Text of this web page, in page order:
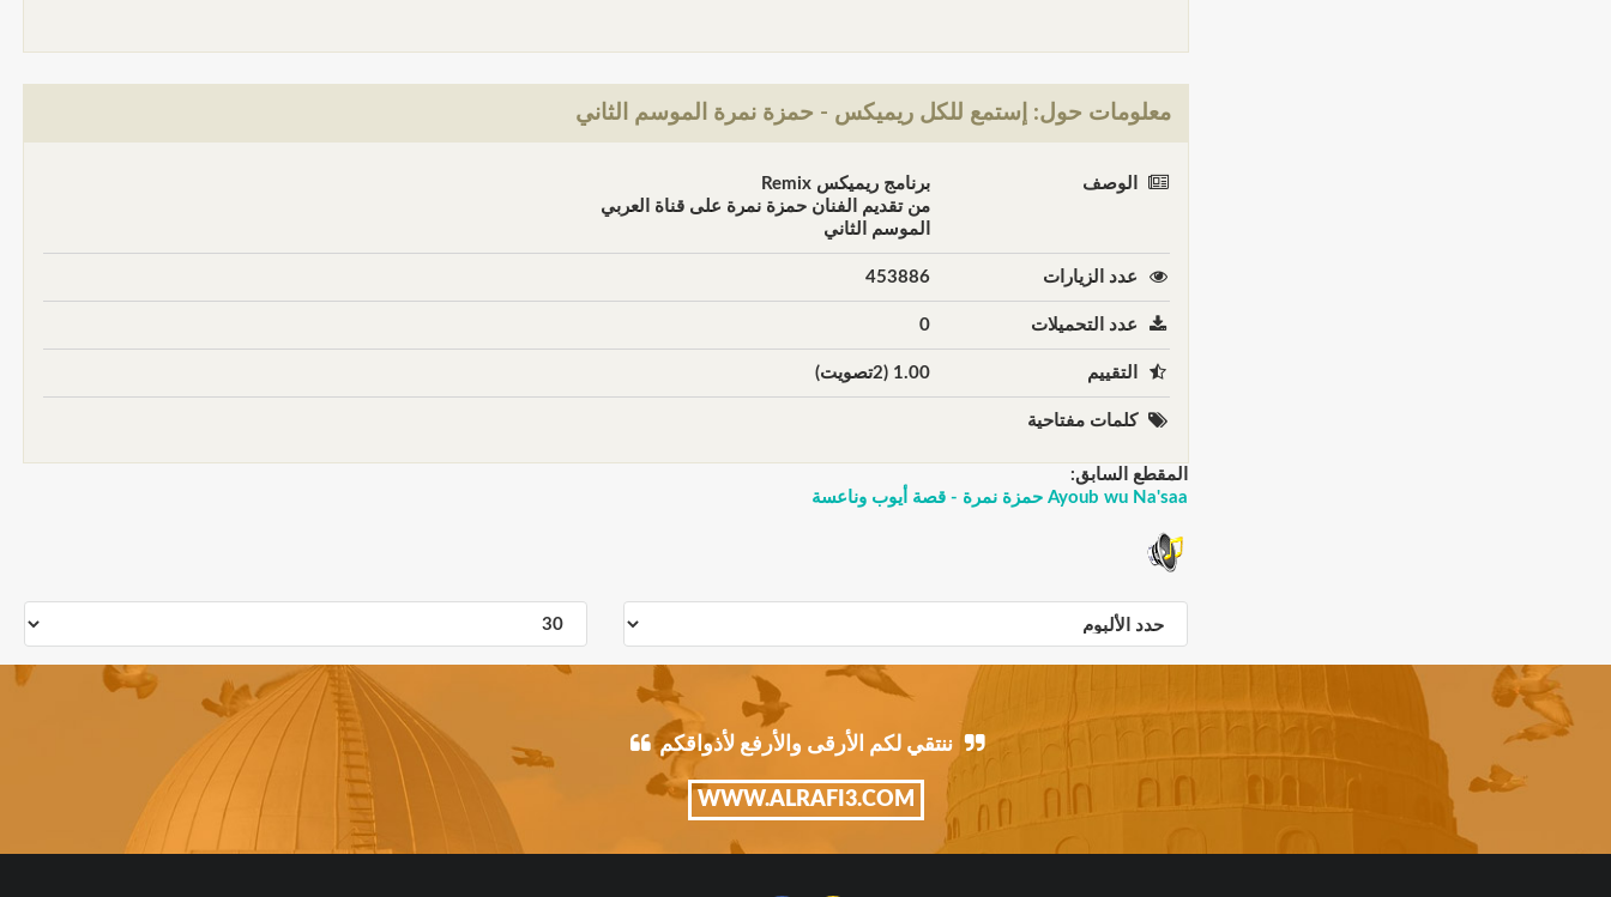
معلومات حول: إستمع للكل ريميكس - حمزة نمرة الموسم الثاني
الوصف
برنامج ريميكس Remix
من تقديم الفنان حمزة نمرة على قناة العربي
الموسم الثاني
عدد الزيارات 453886
عدد التحميلات 0
التقييم 1.00 (2تصويت)
كلمات مفتاحية
المقطع السابق:
Ayoub wu Na'saa حمزة نمرة - قصة أيوب وناعسة
ننتقي لكم الأرقى والأرفع لأذواقكم
WWW.ALRAFI3.COM